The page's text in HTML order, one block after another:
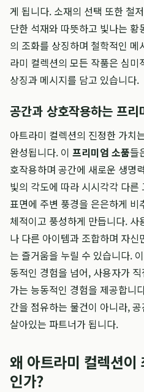
게 됩니다. 소재의 선택 또한 철
단한 석재와 따뜻하고 빛나는
의 조화를 상징하며 철학적인
라미 컬렉션의 모든 작품은 심
상징과 메시지를 담고 있습니다.
공간과 상호작용하는 프리
아트라미 컬렉션의 진정한 가치
완성됩니다. 이 프리미엄 소품들
호작용하며 공간에 새로운 생명
빛의 각도에 따라 시시각각 다
표면에 주변 풍경을 은은하게 비
체적이고 풍성하게 만듭니다.
나 다른 아이템과 조합하며 자
는 즐거움을 누릴 수 있습니다.
동적인 경험을 넘어, 사용자가
가는 능동적인 경험을 제공합니
간을 점유하는 물건이 아니라,
살아있는 파트너가 됩니다.
왜 아트라미 컬렉션이
인가?